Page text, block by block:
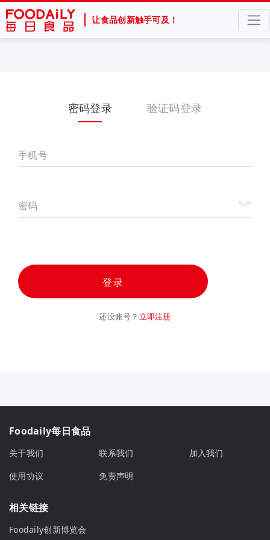
让食品创新触手可及！
密码登录 验证码登录
手机号
密码
登录
还没账号？ 立即注册
Foodaily每日食品
关于我们 联系我们
加入我们
使用协议
免责声明
相关链接
Foodaily创新博览会